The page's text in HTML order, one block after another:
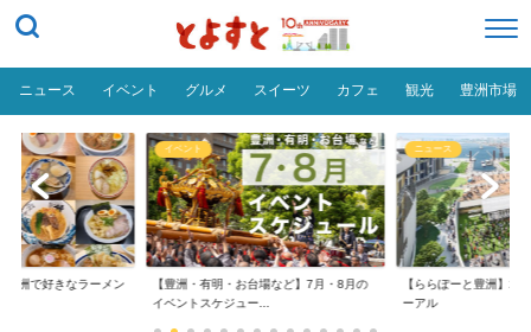
ニュース イベント グルメ スイーツ カフェ 観光 豊洲市場
豊洲で好きなラーメン
イベント
【豊洲・有明・お台場など】7月・8月の
イベントスケジュー...
ニュース
【ららぽーと豊洲】
ーアル